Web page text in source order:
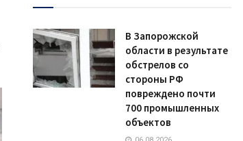
В Запорожской
области в результате
обстрелов со
стороны РФ
повреждено почти
700 промышленных
объектов